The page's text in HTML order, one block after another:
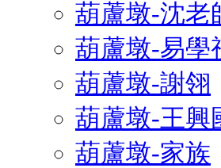
葫蘆墩-沈老
葫蘆墩-易學
葫蘆墩-謝翎
葫蘆墩-王興
葫蘆墩-家族